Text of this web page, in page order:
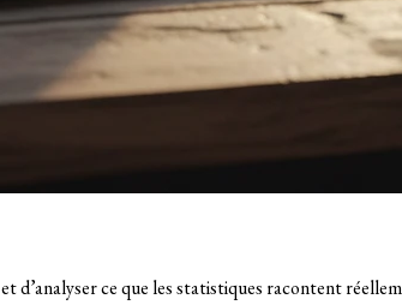
et d’analyser ce que les statistiques racontent